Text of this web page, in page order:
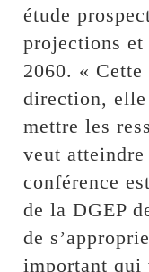
étude
projections
2060. « Cette
direction,
mettre les
veut
conférence
de la DGEP
de
important qui